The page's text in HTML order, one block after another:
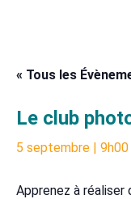
« Tous les
Le club
5 septembre | 9h00
Apprenez à